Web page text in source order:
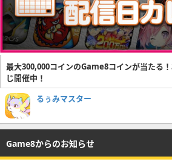
最大300,000コインのGame8コインが当たる
じ開催中！
るぅみマスター
Game8からのお知らせ